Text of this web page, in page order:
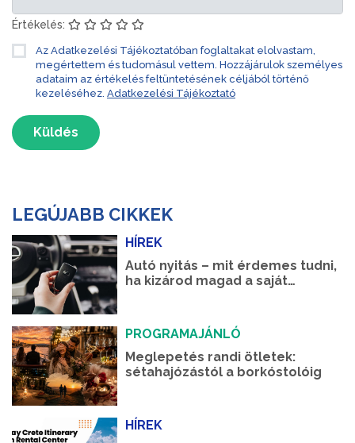
Értékelés:
Az Adatkezelési Tájékoztatóban foglaltakat elolvastam,
megértettem és tudomásul vettem. Hozzájárulok személyes
adataim az értékelés feltüntetésének céljából történő
kezeléséhez. Adatkezelési Tájékoztató
Küldés
LEGÚJABB CIKKEK
HÍREK
Autó nyitás – mit érdemes tudni,
ha kizárod magad a saját
PROGRAMAJÁNLÓ
Meglepetés randi ötletek:
sétahajózástól a borkóstolóig
HÍREK